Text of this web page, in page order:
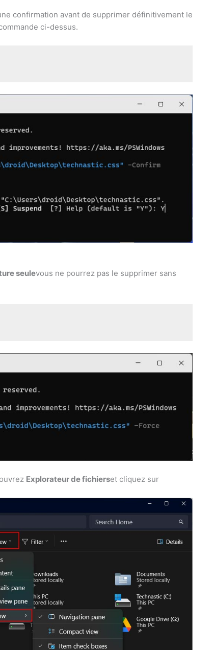
confirmation avant de supprimer définitivement le
ci-dessus.
seulevous ne pourrez pas le supprimer sans
Explorateur de fichierset cliquez sur